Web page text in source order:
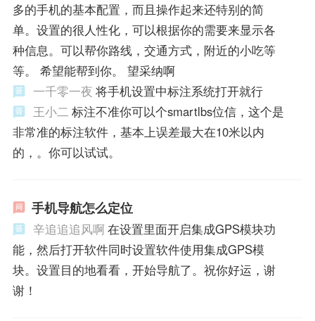
多的手机的基本配置，而且操作起来还特别的简
单。设置的很人性化，可以根据你的需要来显示各
种信息。可以帮你路线，交通方式，附近的小吃等
等。 希望能帮到你。 望采纳啊
一千零一夜 将手机设置中标注系统打开就行
王小二 标注不准你可以个smartlbs位信，这个是
非常准的标注软件，基本上误差最大在10米以内
的，。你可以试试。
手机导航怎么定位
辛追追追风啊在设置里面开启集成GPS模块功
能，然后打开软件同时设置软件使用集成GPS模
块。设置目的地看看，开始导航了。祝你好运，谢
谢！